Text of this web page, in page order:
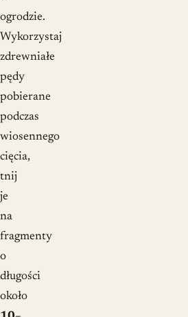
ogrodzie.
Wykorzystaj
zdrewniałe
pędy
pobierane
podczas
wiosennego
cięcia,
tnij
je
na
fragmenty
o
długości
około